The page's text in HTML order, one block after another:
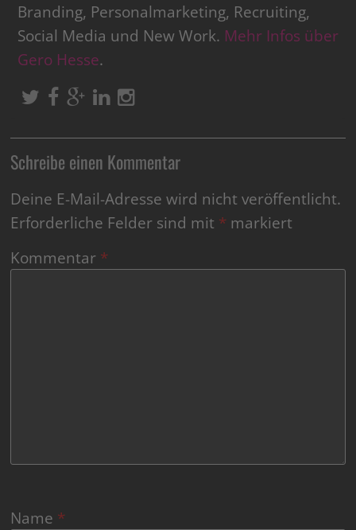
Branding, Personalmarketing, Recruiting,
Social Media und New Work. Mehr Infos über
Gero Hesse.
Schreibe einen Kommentar
Deine E-Mail-Adresse wird nicht veröffentlicht.
Erforderliche Felder sind mit * markiert
Kommentar *
Name *